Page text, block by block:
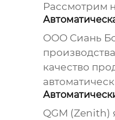
Рассмотрим
ООО Сиань
качество
QGM (Zenith)